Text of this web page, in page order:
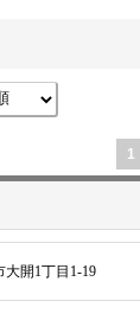
1
大開1丁目1-19